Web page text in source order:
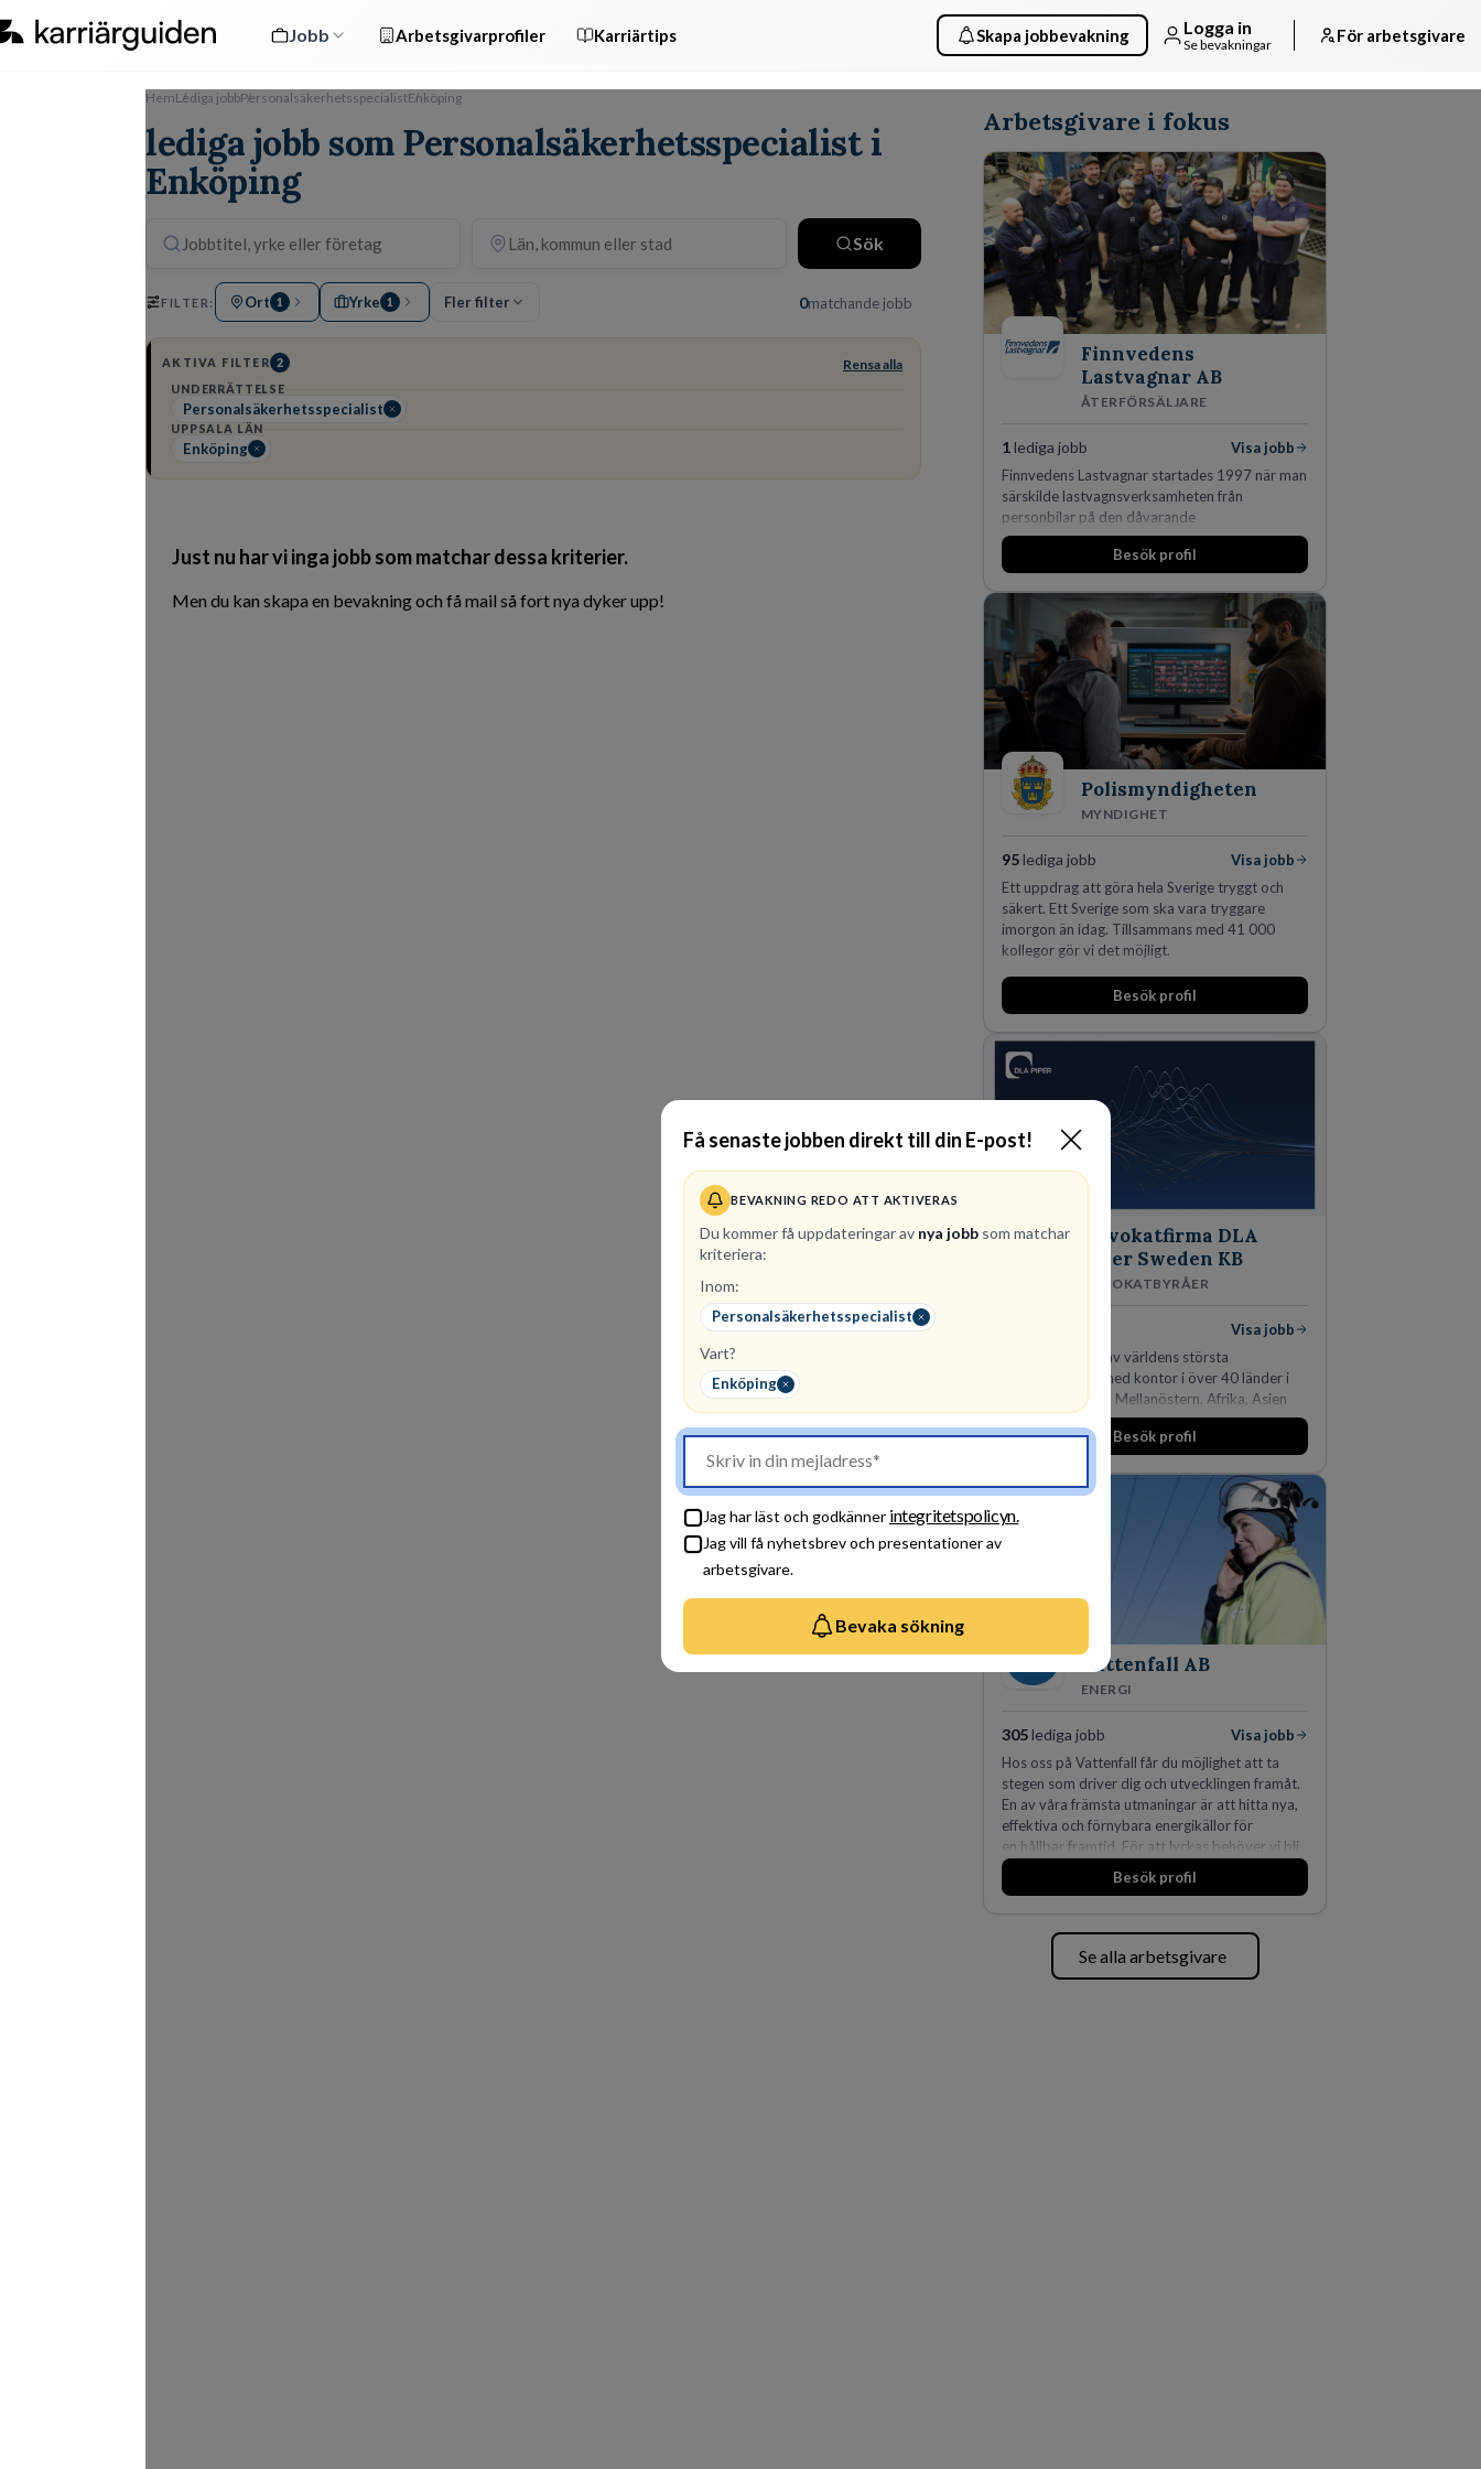
Jobb Arbetsgivarprofiler Karriärtips Skapa jobbevakning Logga in
Se bevakningar För arbetsgivare
Få senaste jobben direkt till din E-post!
BEVAKNING REDO ATT AKTIVERAS
Du kommer få uppdateringar av nya jobb som matchar
kriteriera:
Inom:
Personalsäkerhetsspecialist
Vart?
Enköping
Jag har läst och godkänner integritetspolicyn.
Jag vill få nyhetsbrev och presentationer av
arbetsgivare.
Bevaka sökning
HemLediga jobbPersonalsäkerhetsspecialistEnköping
lediga jobb som Personalsäkerhetsspecialist i
Enköping
Sök
FILTER: Ort 1 Yrke 1 Fler filter 0matchande jobb
AKTIVA FILTER 2 Rensa alla
UNDERRÄTTELSE
Personalsäkerhetsspecialist
UPPSALA LÄN
Enköping
Just nu har vi inga jobb som matchar dessa kriterier.
Men du kan skapa en bevakning och få mail så fort nya dyker upp!
Arbetsgivare i fokus
Finnvedens
Lastvagnar AB
ÅTERFÖRSÄLJARE
1lediga jobb
Visa jobb
Finnvedens Lastvagnar startades 1997 när man
särskilde lastvagnsverksamheten från
personbilar på den dåvarande
huvudanläggningen i Värnamo. Sedan dess har
man expanderat kraftigt genom ett antal
den största privata återförsäljaren av Volvo
Lastvagnar och finns representerade på 20
orter i södra Sverige.
Besök profil
Polismyndigheten
MYNDIGHET
95lediga jobb
Visa jobb
Ett uppdrag att göra hela Sverige tryggt och
säkert. Ett Sverige som ska vara tryggare
imorgon än idag. Tillsammans med 41 000
kollegor gör vi det möjligt.
Besök profil
Advokatfirma DLA
Piper Sweden KB
ADVOKATBYRÅER
Visa jobb
DLA Piper är en av världens största
advokatbyråer med kontor i över 40 länder i
Amerika, Europa, Mellanöstern, Afrika, Asien
och Oceanien. Vi är specialister inom
affärsjuridikens alla områden och vi har några
fler än 450 jurister på fem kontor i Stockholm,
Köpenhamn, Århus, Oslo och Helsingfors kan vi
på DLA Piper erbjuda våra klienter en unik,
effektiv och gränsöverskridande nordisk
expertis. På vårt kontor i centrala Stockholm är
Besök profil
Vattenfall AB
ENERGI
305 lediga jobb
Visa jobb
Hos oss på Vattenfall får du möjlighet att ta
stegen som driver dig och utvecklingen framåt.
En av våra främsta utmaningar är att hitta nya,
effektiva och förnybara energikällor för
en hållbar framtid. För att lyckas behöver vi bli
fler medarbetare som vill göra skillnad.
Besök profil
Se alla arbetsgivare